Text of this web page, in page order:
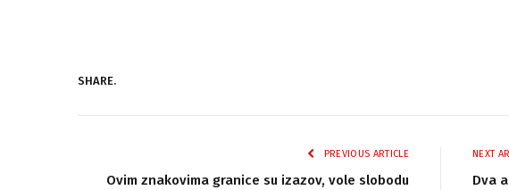
SHARE.
PREVIOUS ARTICLE
Ovim znakovima granice su izazov, vole slobodu
NEXT
Dva